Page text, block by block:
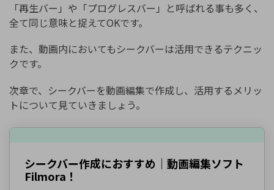
「再生バー」や「プログレスバー」と呼ばれる事も多く、
全て同じ意味と捉えてOKです。
また、動画内においてもシークバーは活用できるテクニッ
クです。
次章で、シークバーを動画編集で作成し、活用するメリッ
トについて見ていきましょう。
シークバー作成におすすめ｜動画編集ソフト
Filmora！